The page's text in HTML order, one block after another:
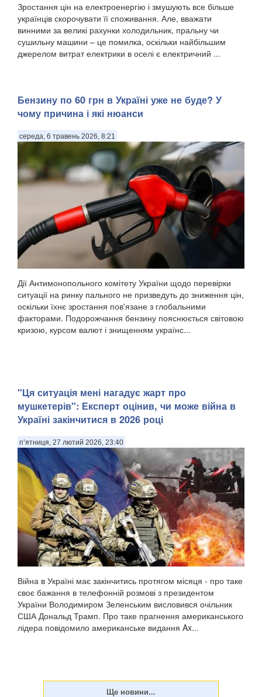
Зростання цін на електроенергію і змушують все більше
українців скорочувати її споживання. Але, вважати
винними за великі рахунки холодильник, пральну чи
сушильну машини – це помилка, оскільки найбільшим
джерелом витрат електрики в оселі є електричний ...
Бензину по 60 грн в Україні уже не буде? У
чому причина і які нюанси
середа, 6 травень 2026, 8:21
Дії Антимонопольного комітету України щодо перевірки
ситуації на ринку пального не призведуть до зниження цін,
оскільки їхнє зростання пов'язане з глобальними
факторами. Подорожчання бензину пояснюється світовою
кризою, курсом валют і знищенням українс...
"Ця ситуація мені нагадує жарт про
мушкетерів": Експерт оцінив, чи може війна в
Україні закінчитися в 2026 році
п’ятниця, 27 лютий 2026, 23:40
Війна в Україні має закінчитись протягом місяця - про таке
своє бажання в телефонній розмові з президентом
України Володимиром Зеленським висловився очільник
США Дональд Трамп. Про таке прагнення американського
лідера повідомило американське видання Ax...